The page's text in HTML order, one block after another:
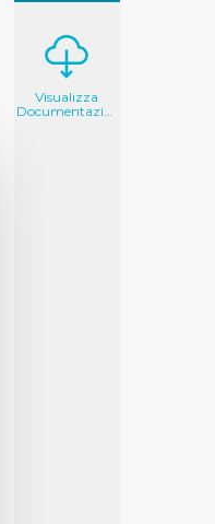
Visualizza
Documentazione